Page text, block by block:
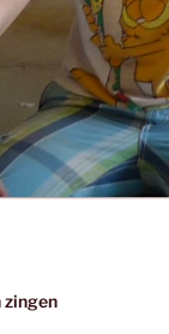
zingen